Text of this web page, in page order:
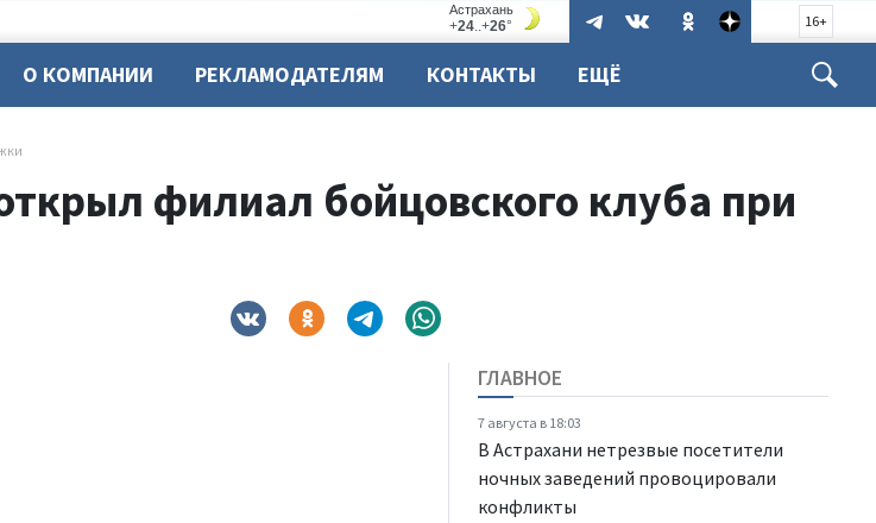
16+
О КОМПАНИИ РЕКЛАМОДАТЕЛЯМ КОНТАКТЫ ЕЩЁ
филиал бойцовского клуба при
ГЛАВНОЕ
7 августа в 18:03
В Астрахани нетрезвые посетители
ночных заведений провоцировали
конфликты